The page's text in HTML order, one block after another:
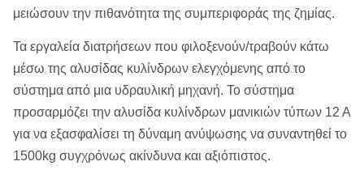
μειώσουν την πιθανότητα της συμπεριφοράς της ζημίας.
Τα εργαλεία διατρήσεων που φιλοξενούν/τραβούν κάτω
μέσω της αλυσίδας κυλίνδρων ελεγχόμενης από το
σύστημα από μια υδραυλική μηχανή. Το σύστημα
προσαρμόζει την αλυσίδα κυλίνδρων μανικιών τύπων 12 Α
για να εξασφαλίσει τη δύναμη ανύψωσης να συναντηθεί το
1500kg συγχρόνως ακίνδυνα και αξιόπιστος.